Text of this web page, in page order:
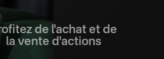
de l'achat et de
la vente d'actions